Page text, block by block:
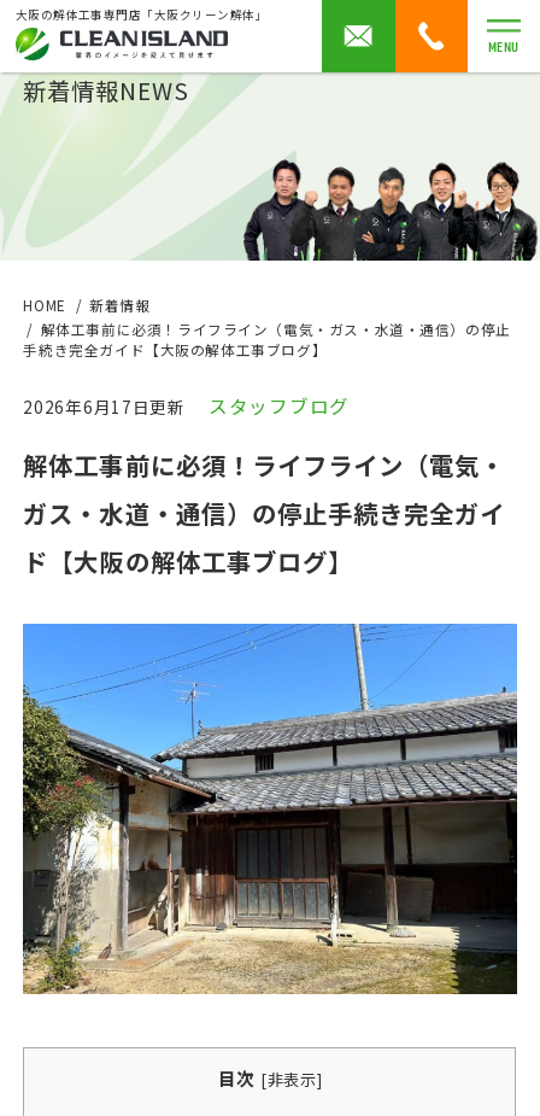
大阪の解体工事専門店「大阪クリーン解体」
MENU
新着情報NEWS
HOME
新着情報
解体工事前に必須！ライフライン（電気・ガス・水道・通信）の停止
手続き完全ガイド【大阪の解体工事ブログ】
2026年6月17日更新 スタッフブログ
解体工事前に必須！ライフライン（電気・
ガス・水道・通信）の停止手続き完全ガイ
ド【大阪の解体工事ブログ】
目次 [非表示]